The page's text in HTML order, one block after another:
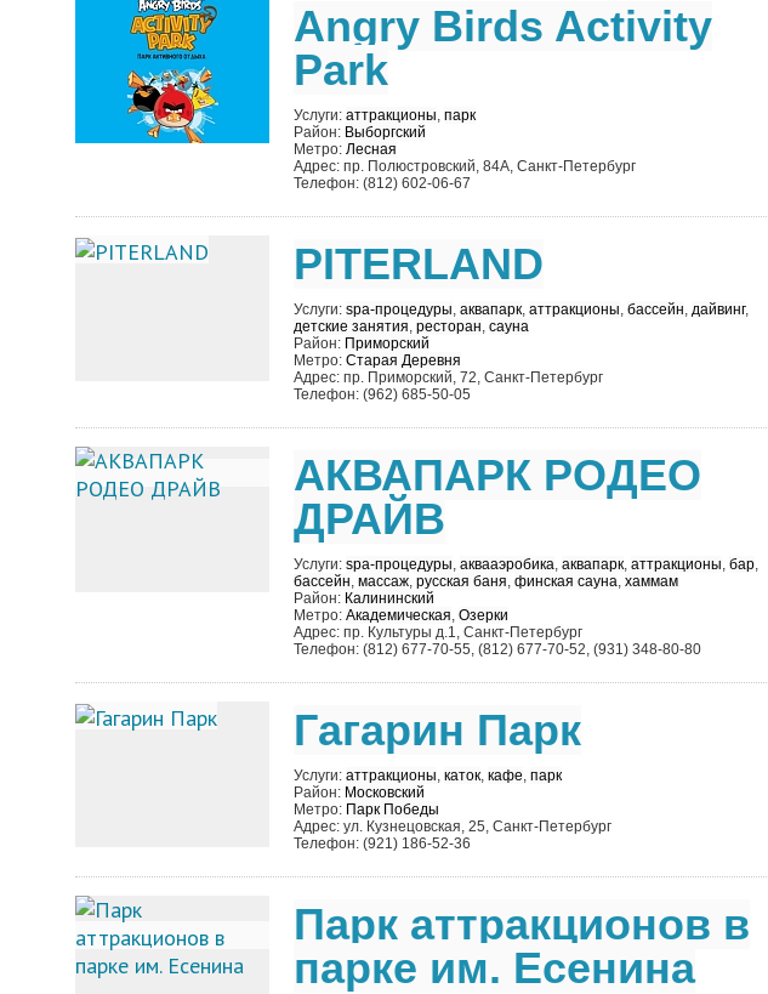
Angry Birds Activity
Park
Услуги: аттракционы, парк
Район: Выборгский
Метро: Лесная
Адрес: пр. Полюстровский, 84А, Санкт-Петербург
Телефон: (812) 602-06-67
PITERLAND
Услуги: spa-процедуры, аквапарк, аттракционы, бассейн, дайвинг,
детские занятия, ресторан, сауна
Район: Приморский
Метро: Старая Деревня
Адрес: пр. Приморский, 72, Санкт-Петербург
Телефон: (962) 685-50-05
АКВАПАРК РОДЕО
ДРАЙВ
Услуги: spa-процедуры, аквааэробика, аквапарк, аттракционы, бар,
бассейн, массаж, русская баня, финская сауна, хаммам
Район: Калининский
Метро: Академическая, Озерки
Адрес: пр. Культуры д.1, Санкт-Петербург
Телефон: (812) 677-70-55, (812) 677-70-52, (931) 348-80-80
Гагарин Парк
Услуги: аттракционы, каток, кафе, парк
Район: Московский
Метро: Парк Победы
Адрес: ул. Кузнецовская, 25, Санкт-Петербург
Телефон: (921) 186-52-36
Парк аттракционов в
парке им. Есенина